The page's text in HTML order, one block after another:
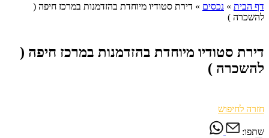
דף הבית » נכסים » דירת סטודיו מיוחדת בהזדמנות במרכז חיפה (
להשכרה )
דירת סטודיו מיוחדת בהזדמנות במרכז חיפה (
להשכרה )
חזרה לחיפוש
שתפו: